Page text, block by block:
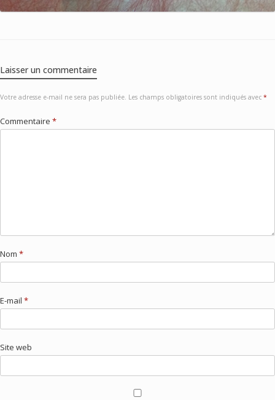
Laisser un commentaire
Votre adresse e-mail ne sera pas publiée. Les champs obligatoires sont indiqués avec *
Commentaire *
Nom *
E-mail *
Site web